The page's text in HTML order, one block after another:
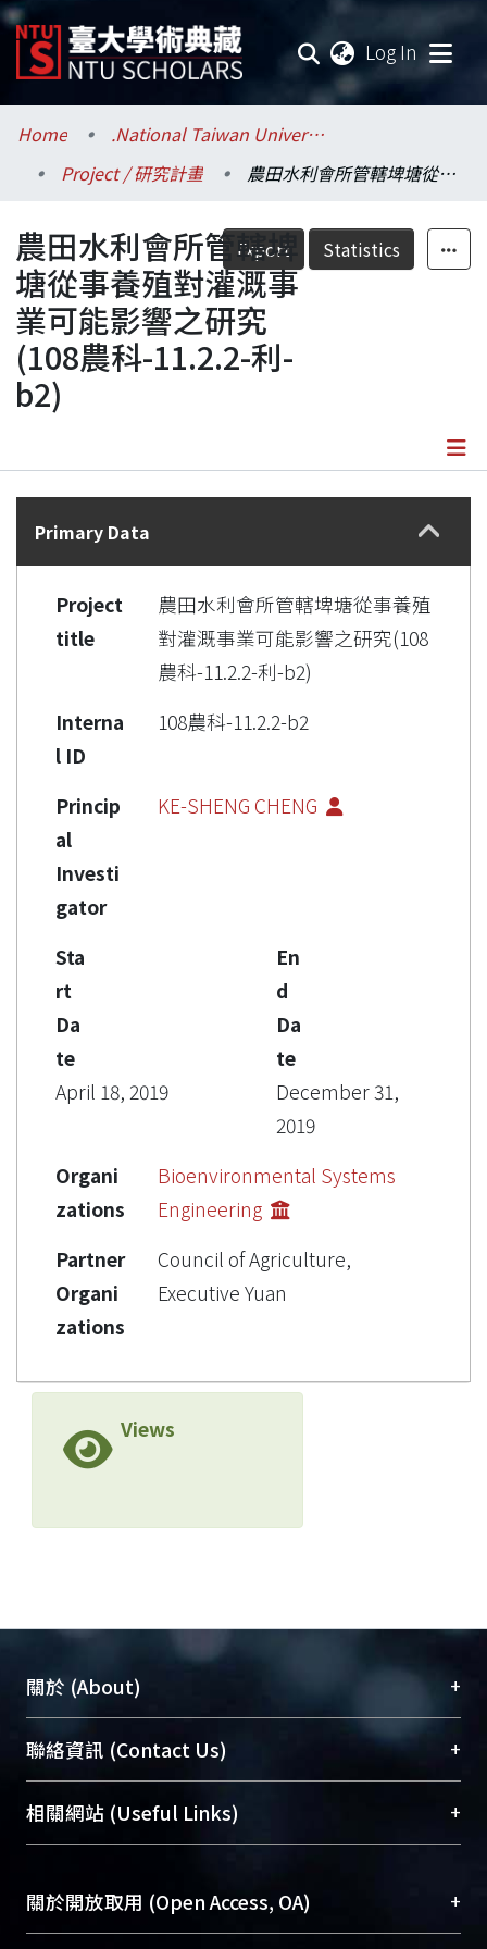
Log In
Communities & Collections
Research Outputs
Fundings & Projects
Researchers
Organizations
Statistics
Home
.National Taiwan University / 國立臺灣大學
Project / 研究計畫
農田水利會所管轄埤塘從事養殖對灌溉事業可能影響之研究(108農科-11.2.2-利-b2)
Export Statistics
農田水利會所管轄埤
塘從事養殖對灌溉事
業可能影響之研究
(108農科-11.2.2-利-
b2)
Details
Primary Data
Project
title
農田水利會所管轄埤塘從事養殖
對灌溉事業可能影響之研究(108
農科-11.2.2-利-b2)
Interna
l ID
108農科-11.2.2-b2
Princip
al
Investi
gator
KE-SHENG CHENG
Sta
rt
Da
te
April 18, 2019
En
d
Da
te
December 31,
2019
Organi
zations
Bioenvironmental Systems
Engineering
Partner
Organi
zations
Council of Agriculture,
Executive Yuan
Views
關於 (About) +
臺大位居世界頂尖大學之列，為永久珍藏及向國際
展現本校豐碩的研究成果及學術能量，圖書館整合
機構典藏（NTUR）與學術庫（AH）不同功能平
台，成為臺大學術典藏NTU scholars。期能整合研
成果。
To permanently archive and promote researcher
聯絡資訊 (Contact Us) +
總館學科館員(Main Library)
醫學圖書館學科館員(Medical Library)
Sciences Library)
相關網站 (Useful Links) +
關於開放取用 (Open Access, OA) +